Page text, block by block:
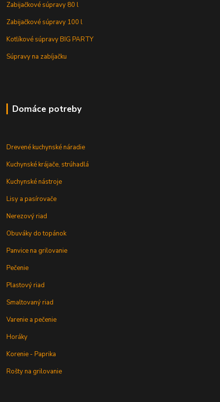
Zabijačkové súpravy 80 l
Zabijačkové súpravy 100 l
Kotlíkové súpravy BIG PARTY
Súpravy na zabíjačku
Domáce potreby
Drevené kuchynské náradie
Kuchynské krájače, strúhadlá
Kuchynské nástroje
Lisy a pasírovače
Nerezový riad
Obuváky do topánok
Panvice na grilovanie
Pečenie
Plastový riad
Smaltovaný riad
Varenie a pečenie
Horáky
Korenie - Paprika
Rošty na grilovanie